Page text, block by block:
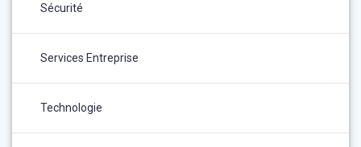
Sécurité
Services Entreprise
Technologie